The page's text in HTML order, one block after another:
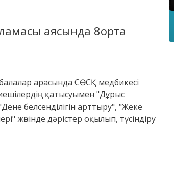
аясында 8орта
арасында СӨСҚ медбикесі
қатысуымен "Дұрыс
белсенділігін арттыру", "Жеке
жөнінде дәрістер оқылып, түсіндіру